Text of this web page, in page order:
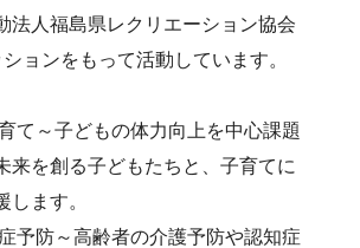
法人福島県レクリエーション協会
ョンをもって活動しています。
て～子どもの体力向上を中心課題
来を創る子どもたちと、子育てに
します。
予防～高齢者の介護予防や認知症